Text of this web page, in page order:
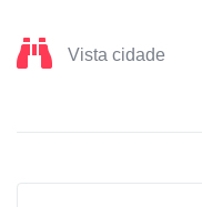
Vista cidade